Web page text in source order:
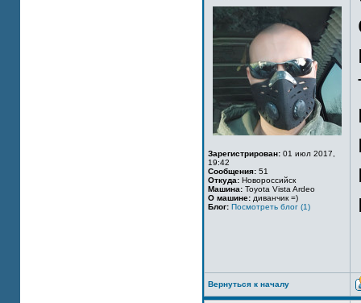
Зарегистрирован: 01 июл 2017,
19:42
Сообщения: 51
Откуда: Новороссийск
Машина: Toyota Vista Ardeo
О машине: диванчик =)
Блог: Посмотреть блог (1)
Вернуться к началу